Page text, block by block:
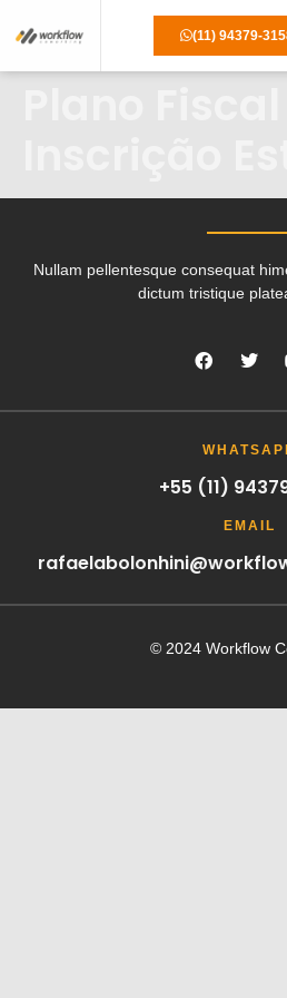
(11) 94379-
Nullam pellentesque consequat
dictum tristique
+55 (11)
EMAIL
© 2024 Workflow